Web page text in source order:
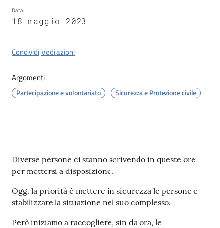
on-
line
Prenotazioni
Data:
18 maggio 2023
CondividiVedi azioni
Argomenti
Partecipazione e volontariato Sicurezza e Protezione civile
Contenuto
Diverse persone ci stanno scrivendo in queste ore
per mettersi a disposizione.
Oggi la priorità è mettere in sicurezza le persone e
stabilizzare la situazione nel suo complesso.
Però iniziamo a raccogliere, sin da ora, le